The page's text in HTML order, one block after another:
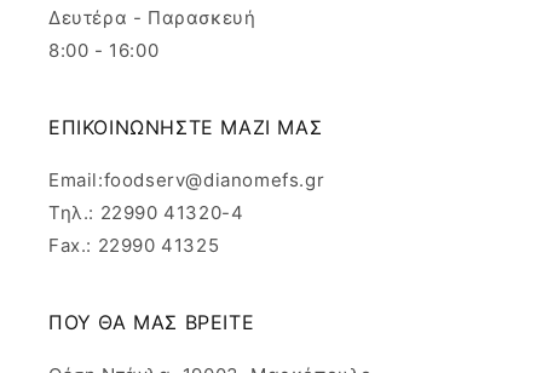
Δευτέρα - Παρασκευή
8:00 - 16:00
ΕΠΙΚΟΙΝΩΝΗΣΤΕ ΜΑΖΙ ΜΑΣ
Email:foodserv@dianomefs.gr
Τηλ.: 22990 41320-4
Fax.: 22990 41325
ΠΟΥ ΘΑ ΜΑΣ ΒΡΕΙΤΕ